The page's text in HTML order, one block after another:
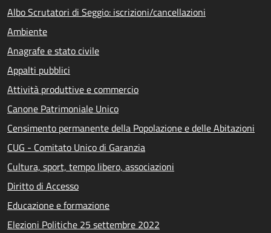
Albo Scrutatori di Seggio: iscrizioni/cancellazioni
Ambiente
Anagrafe e stato civile
Appalti pubblici
Attività produttive e commercio
Canone Patrimoniale Unico
Censimento permanente della Popolazione e delle Abitazioni
CUG - Comitato Unico di Garanzia
Cultura, sport, tempo libero, associazioni
Diritto di Accesso
Educazione e formazione
Elezioni Politiche 25 settembre 2022